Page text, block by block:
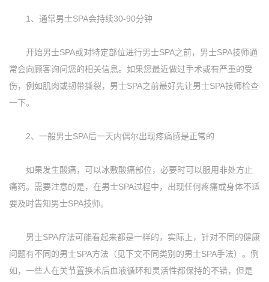
1、通常男士SPA会持续30-90分钟
开始男士SPA或对特定部位进行男士SPA之前，男士SPA技师通
常会向顾客询问您的相关信息。如果您最近做过手术或有严重的受
伤，例如肌肉或韧带撕裂，男士SPA之前最好先让男士SPA技师检查
一下。
2、一般男士SPA后一天内偶尔出现疼痛感是正常的
如果发生酸痛，可以冰敷酸痛部位，必要时可以服用非处方止
痛药。需要注意的是，在男士SPA过程中，出现任何疼痛或身体不适
要及时告知男士SPA技师。
男士SPA疗法可能看起来都是一样的，实际上，针对不同的健康
问题有不同的男士SPA方法（见下文不同类别的男士SPA手法）。例
如，一些人在关节置换术后血液循环和灵活性都保持的不错，但是